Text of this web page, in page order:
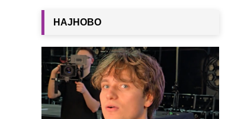
НАЈНОВО